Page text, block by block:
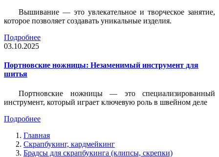
Вышивание — это увлекательное и творческое занятие,
которое позволяет создавать уникальные изделия.
Подробнее
03.10.2025
Портновские ножницы: Незаменимый инструмент для
шитья
Портновские ножницы — это специализированный
инструмент, который играет ключевую роль в швейном деле
Подробнее
Главная
Скрапбукинг, кардмейкинг
Брадсы для скрапбукинга (клипсы, скрепки)